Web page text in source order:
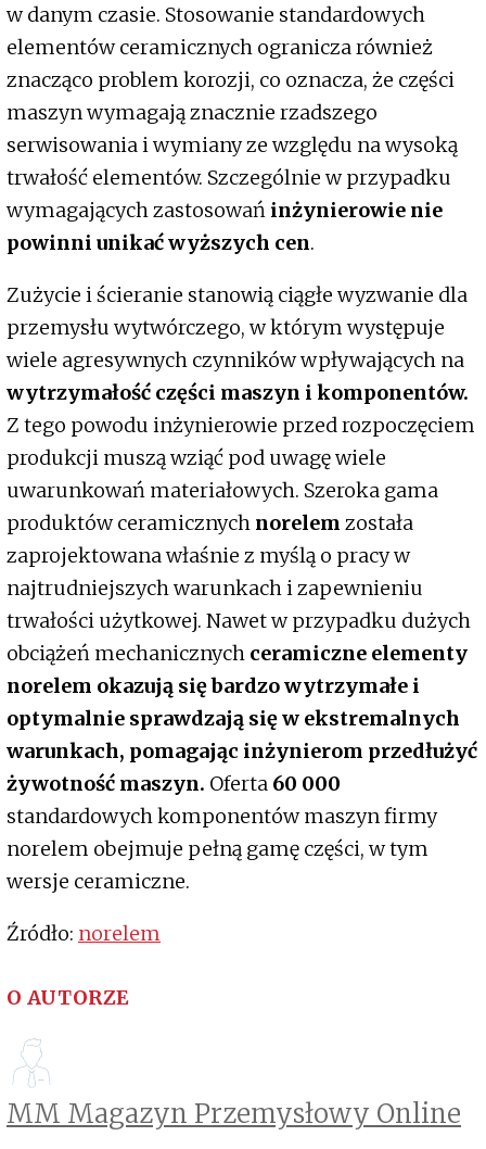
w danym czasie. Stosowanie standardowych
elementów ceramicznych ogranicza również
znacząco problem korozji, co oznacza, że części
maszyn wymagają znacznie rzadszego
serwisowania i wymiany ze względu na wysoką
trwałość elementów. Szczególnie w przypadku
wymagających zastosowań inżynierowie nie
powinni unikać wyższych cen.
Zużycie i ścieranie stanowią ciągłe wyzwanie dla
przemysłu wytwórczego, w którym występuje
wiele agresywnych czynników wpływających na
wytrzymałość części maszyn i komponentów.
Z tego powodu inżynierowie przed rozpoczęciem
produkcji muszą wziąć pod uwagę wiele
uwarunkowań materiałowych. Szeroka gama
produktów ceramicznych norelem została
zaprojektowana właśnie z myślą o pracy w
najtrudniejszych warunkach i zapewnieniu
trwałości użytkowej. Nawet w przypadku dużych
obciążeń mechanicznych ceramiczne elementy
norelem okazują się bardzo wytrzymałe i
optymalnie sprawdzają się w ekstremalnych
warunkach, pomagając inżynierom przedłużyć
żywotność maszyn. Oferta 60 000
standardowych komponentów maszyn firmy
norelem obejmuje pełną gamę części, w tym
wersje ceramiczne.
Źródło: norelem
O AUTORZE
MM Magazyn Przemysłowy Online